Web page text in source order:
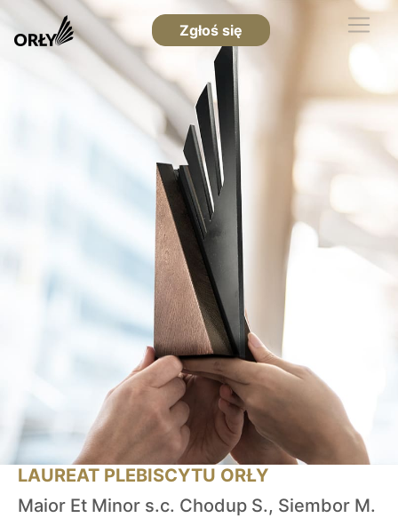
Zgłoś się
LAUREAT PLEBISCYTU ORŁY
Maior Et Minor s.c. Chodup S., Siembor M.